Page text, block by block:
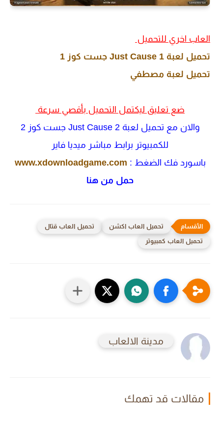
العاب اخري للتحميل
تحميل لعبة Just Cause 1 جست كوز 1
تحميل لعبة مصطفي
ضع تعليق ليكتمل التحميل بأقصي سرعة
والان مع تحميل لعبة Just Cause 2 جست كوز 2
للكمبيوتر برابط مباشر ميديا فاير
باسورد فك الضغط : www.xdownloadgame.com
حمل من هنا
تحميل العاب اكشن
تحميل العاب قتال
تحميل العاب كمبيوتر
مدينة الالعاب
مقالات قد تهمك